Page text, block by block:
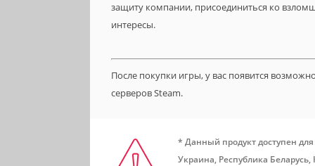
защиту компании, присоединиться ко
интересы.
После покупки игры, у вас появится
серверов Steam.
* Данный продукт доступен
Украина, Республика